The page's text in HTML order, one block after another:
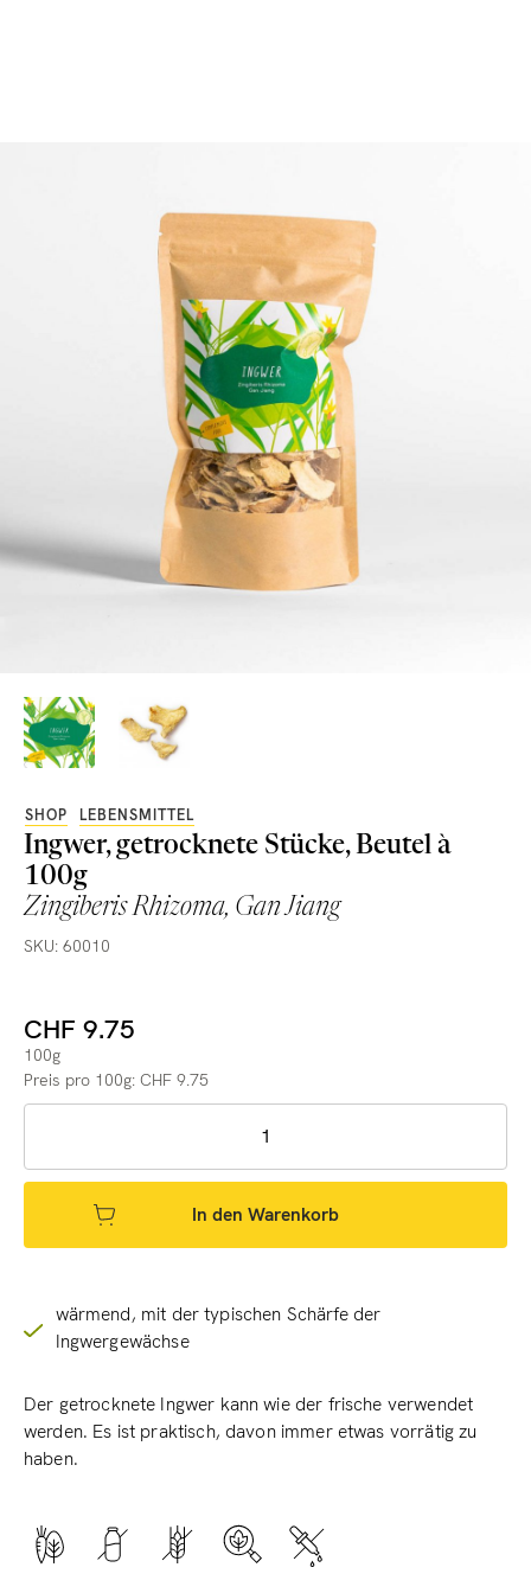
SHOP LEBENSMITTEL
Ingwer, getrocknete Stücke, Beutel à
100g
Zingiberis Rhizoma, Gan Jiang
SKU: 60010
CHF 9.75
100g
Preis pro 100g: CHF 9.75
In den Warenkorb
wärmend, mit der typischen Schärfe der
Ingwergewächse
Der getrocknete Ingwer kann wie der frische verwendet
werden. Es ist praktisch, davon immer etwas vorrätig zu
haben.